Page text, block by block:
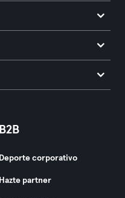
B2B
Deporte corporativo
Hazte partner